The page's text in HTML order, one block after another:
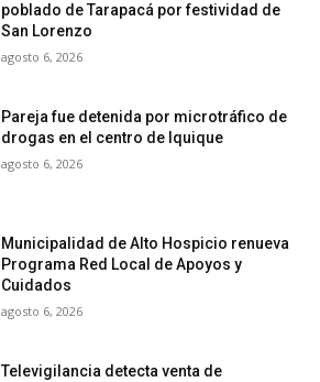
poblado de Tarapacá por festividad de
San Lorenzo
agosto 6, 2026
Pareja fue detenida por microtráfico de
drogas en el centro de Iquique
agosto 6, 2026
Municipalidad de Alto Hospicio renueva
Programa Red Local de Apoyos y
Cuidados
agosto 6, 2026
Televigilancia detecta venta de